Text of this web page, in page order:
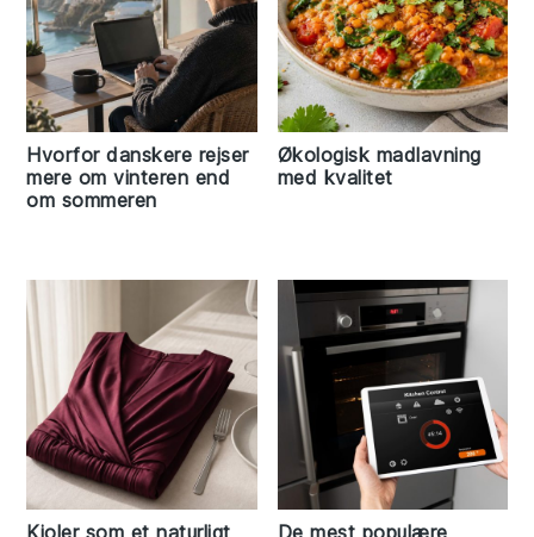
Hvorfor danskere rejser
mere om vinteren end
om sommeren
Økologisk madlavning
med kvalitet